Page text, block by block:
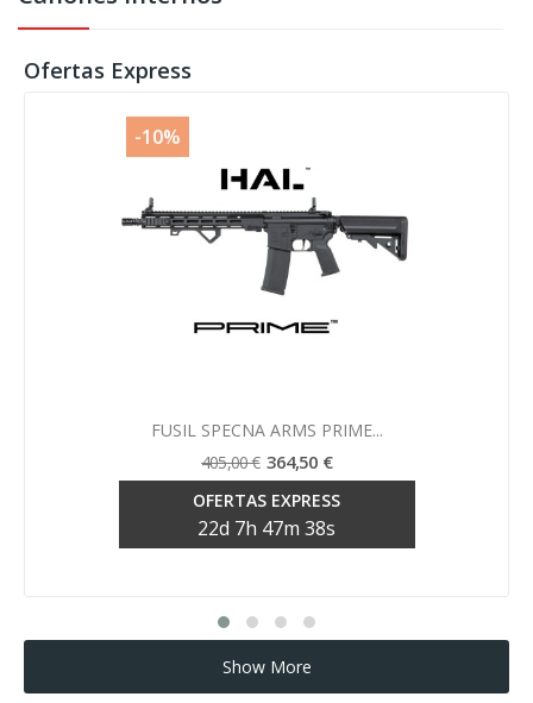
Ofertas Express
Vista rápida
FUSIL SPECNA ARMS PRIME...
405,00 € 364,50 €
OFERTAS EXPRESS
22d 7h 47m 37s
-10%
Show More